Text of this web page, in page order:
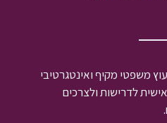
משפטי מקיף ואינטגרטיבי
לדרישות ולצרכים